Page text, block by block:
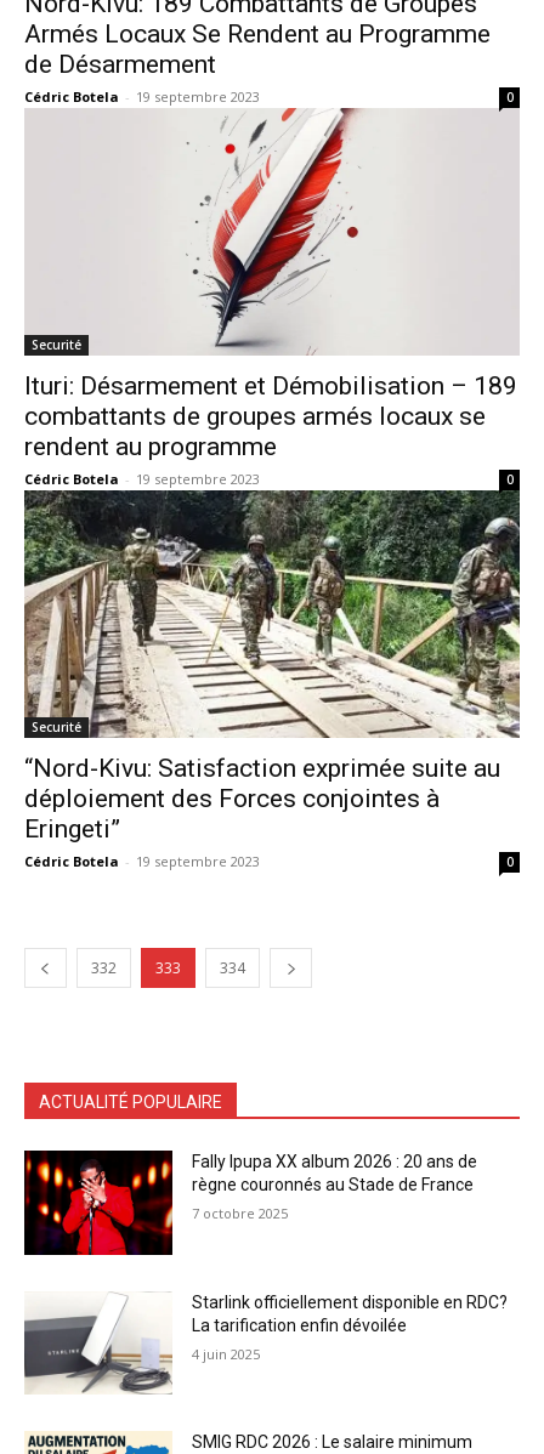
Armés Locaux Se Rendent au Programme
de Désarmement
Cédric Botela - 19 septembre 2023 0
Securité
Ituri: Désarmement et Démobilisation – 189
combattants de groupes armés locaux se
rendent au programme
Cédric Botela - 19 septembre 2023 0
Securité
“Nord-Kivu: Satisfaction exprimée suite au
déploiement des Forces conjointes à
Eringeti”
Cédric Botela - 19 septembre 2023 0
332 333 334
ACTUALITÉ POPULAIRE
Fally Ipupa XX album 2026 : 20 ans de
règne couronnés au Stade de France
7 octobre 2025
Starlink officiellement disponible en RDC?
La tarification enfin dévoilée
4 juin 2025
SMIG RDC 2026 : Le salaire minimum